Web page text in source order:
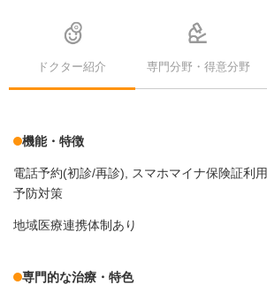
ドクター紹介 専門分野・得意分野
機能・特徴
電話予約(初診/再診) スマホマイナ保険証利用
予防対策
地域医療連携体制あり
専門的な治療・特色